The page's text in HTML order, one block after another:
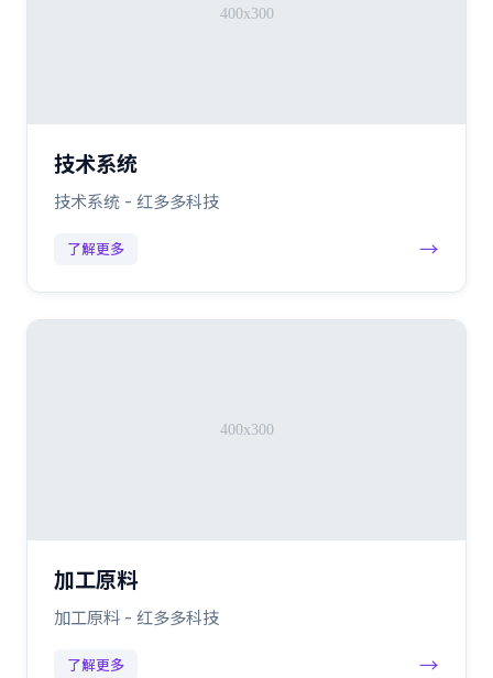
技术系统
技术系统 - 红多多科技
了解更多 →
加工原料
加工原料 - 红多多科技
了解更多 →